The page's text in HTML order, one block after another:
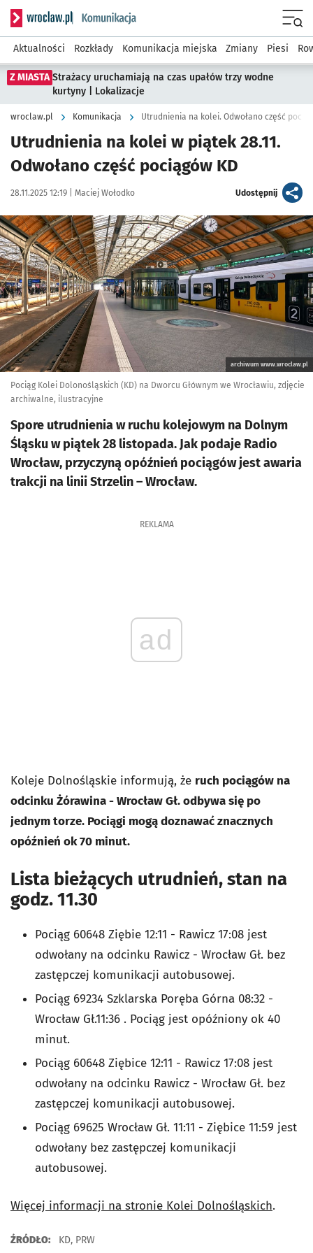
Serwis informacyjny wroclaw.pl podserwis: Komunikacja
Aktualności Rozkłady Komunikacja miejska Zmiany Piesi
Z MIASTA Strażacy uruchamiają na czas upałów trzy wodne
kurtyny | Lokalizacje
wroclaw.pl Komunikacja Utrudnienia na kolei. Odwołano część
Utrudnienia na kolei w piątek 28.11.
Odwołano część pociągów KD
Data publikacji:
28.11.2025 12:19 | Autor:
Maciej Wołodko Udostępnijartykuł
Kliknij, aby powiększyć
archiwum www.wroclaw.pl
Pociąg Kolei Dolonośląskich (KD) na Dworcu Głównym we Wrocławiu, zdjęcie
archiwalne, ilustracyjne
Spore utrudnienia w ruchu kolejowym na Dolnym
Śląsku w piątek 28 listopada. Jak podaje Radio
Wrocław, przyczyną opóźnień pociągów jest awaria
trakcji na linii Strzelin – Wrocław.
REKLAMA
ad
Koleje Dolnośląskie informują, że ruch pociągów na
odcinku Żórawina - Wrocław Gł. odbywa się po
jednym torze. Pociągi mogą doznawać znacznych
opóźnień ok 70 minut.
Lista bieżących utrudnień, stan na
godz. 11.30
Pociąg 60648 Ziębie 12:11 - Rawicz 17:08 jest
odwołany na odcinku Rawicz - Wrocław Gł. bez
zastępczej komunikacji autobusowej.
Pociąg 69234 Szklarska Poręba Górna 08:32 -
Wrocław Gł.11:36 . Pociąg jest opóźniony ok 40
minut.
Pociąg 60648 Ziębice 12:11 - Rawicz 17:08 jest
odwołany na odcinku Rawicz - Wrocław Gł. bez
zastępczej komunikacji autobusowej.
Pociąg 69625 Wrocław Gł. 11:11 - Ziębice 11:59 jest
odwołany bez zastępczej komunikacji
autobusowej.
Więcej informacji na stronie Kolei Dolnośląskich.
ŹRÓDŁO: KD, PRW